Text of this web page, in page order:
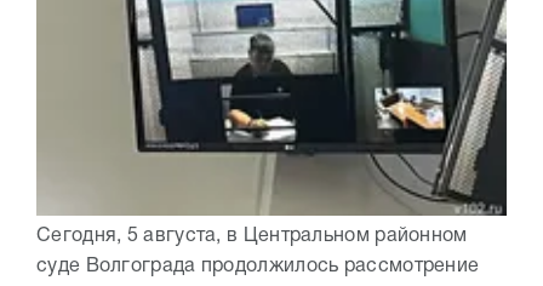
Сегодня, 5 августа, в Центральном районном
суде Волгограда продолжилось рассмотрение